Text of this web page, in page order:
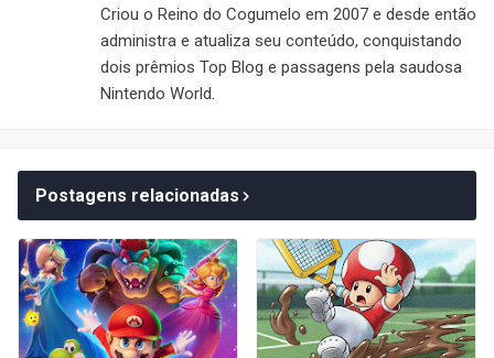
Criou o Reino do Cogumelo em 2007 e desde então
administra e atualiza seu conteúdo, conquistando
dois prêmios Top Blog e passagens pela saudosa
Nintendo World.
Postagens relacionadas